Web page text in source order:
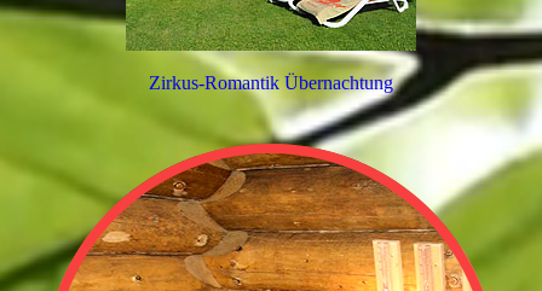
Zirkus-Romantik Übernachtung